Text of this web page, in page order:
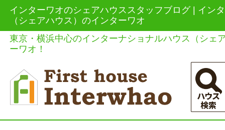
インターワオのシェアハウススタッフブログ | イン
（シェアハウス）のインターワオ
東京・横浜中心のインターナショナルハウス（シェ
ーワオ！